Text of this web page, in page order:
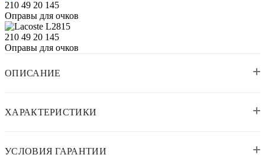
ОПИСАНИЕ
ХАРАКТЕРИСТИКИ
УСЛОВИЯ ГАРАНТИИ